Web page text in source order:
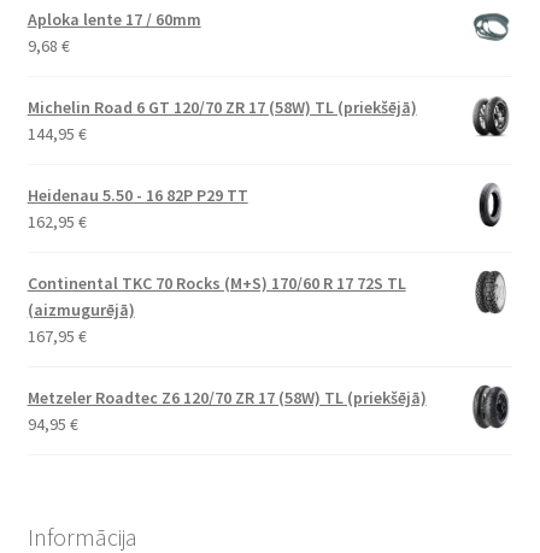
Aploka lente 17 / 60mm
9,68 €
Michelin Road 6 GT 120/70 ZR 17 (58W) TL (priekšējā)
144,95 €
Heidenau 5.50 - 16 82P P29 TT
162,95 €
Continental TKC 70 Rocks (M+S) 170/60 R 17 72S TL
(aizmugurējā)
167,95 €
Metzeler Roadtec Z6 120/70 ZR 17 (58W) TL (priekšējā)
94,95 €
Informācija